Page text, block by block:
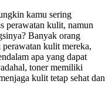
kamu sering
perawatan kulit, namun
Banyak orang
kulit mereka,
apa yang dapat
toner memiliki
kulit tetap sehat dan